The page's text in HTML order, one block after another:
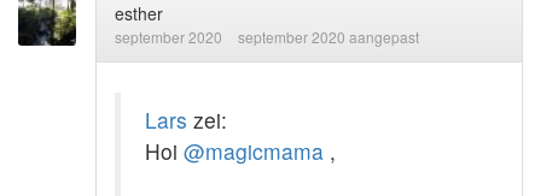
esther
september 2020 september 2020 aangepast
Lars zei:
Hoi @magicmama ,